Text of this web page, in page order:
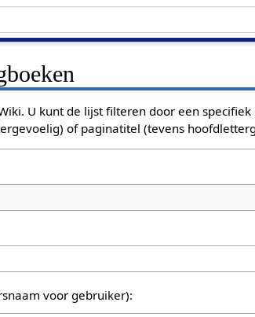
U kunt de lijst filteren door een
of paginatitel (tevens
voor gebruiker):